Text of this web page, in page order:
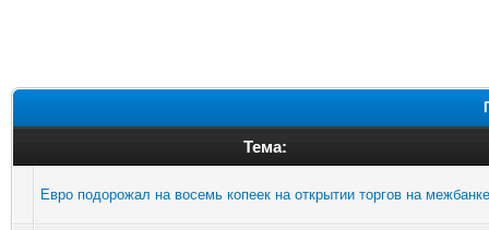
Тема:
Евро подорожал на восемь копеек на открытии торгов на межбанке